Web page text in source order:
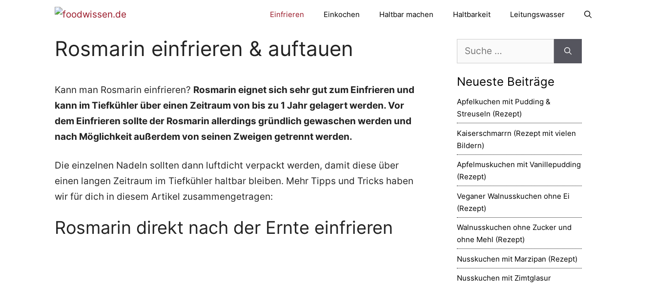
Einfrieren Einkochen Haltbar machen Haltbarkeit Leitungswasser
Rosmarin einfrieren & auftauen
Kann man Rosmarin einfrieren? Rosmarin eignet sich sehr gut zum Einfrieren und
kann im Tiefkühler über einen Zeitraum von bis zu 1 Jahr gelagert werden. Vor
dem Einfrieren sollte der Rosmarin allerdings gründlich gewaschen werden und
nach Möglichkeit außerdem von seinen Zweigen getrennt werden.
Die einzelnen Nadeln sollten dann luftdicht verpackt werden, damit diese über
einen langen Zeitraum im Tiefkühler haltbar bleiben. Mehr Tipps und Tricks haben
wir für dich in diesem Artikel zusammengetragen:
Rosmarin direkt nach der Ernte einfrieren
nach:
Neueste Beiträge
Apfelkuchen mit Pudding &
Streuseln (Rezept)
Kaiserschmarrn (Rezept mit vielen
Bildern)
Apfelmuskuchen mit Vanillepudding
(Rezept)
Veganer Walnusskuchen ohne Ei
(Rezept)
Walnusskuchen ohne Zucker und
ohne Mehl (Rezept)
Nusskuchen mit Marzipan (Rezept)
Nusskuchen mit Zimtglasur